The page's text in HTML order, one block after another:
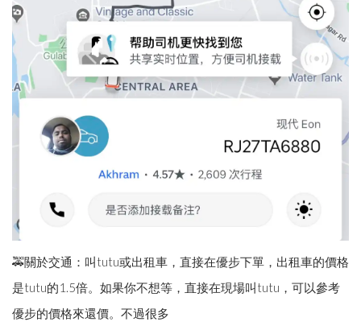
🚕關於交通：叫tutu或出租車，直接在優步下單，出租車的價格
是tutu的1.5倍。如果你不想等，直接在現場叫tutu，可以參考
優步的價格來還價。不過很多